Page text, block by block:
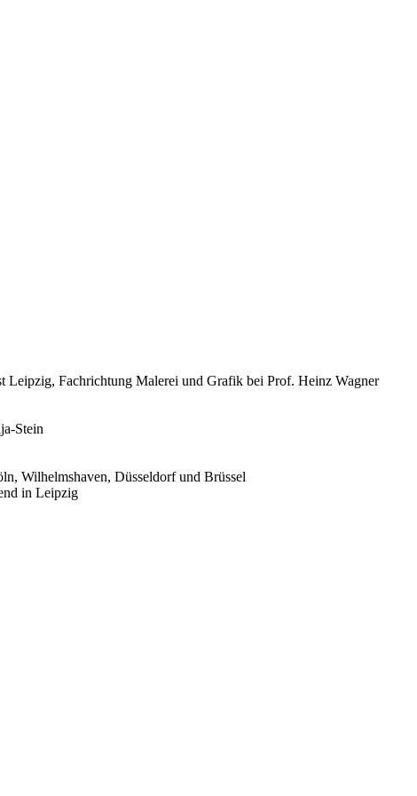
Leipzig, Fachrichtung Malerei und Grafik bei Prof. Heinz Wagner
Stein
Wilhelmshaven, Düsseldorf und Brüssel
in Leipzig